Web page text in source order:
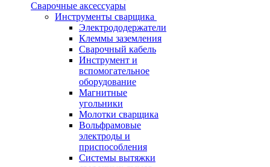
Сварочные аксессуары
Инструменты сварщика
Электрододержатели
Клеммы заземления
Сварочный кабель
Инструмент и
вспомогательное
оборудование
Магнитные
угольники
Молотки сварщика
Вольфрамовые
электроды и
приспособления
Системы вытяжки